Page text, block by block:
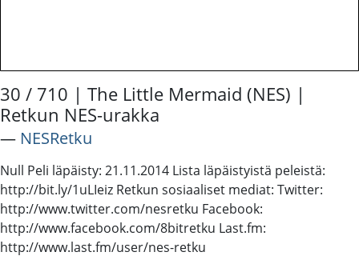
30 / 710 | The Little Mermaid (NES) |
Retkun NES-urakka
― NESRetku
Null Peli läpäisty: 21.11.2014 Lista läpäistyistä peleistä:
http://bit.ly/1uLIeiz Retkun sosiaaliset mediat: Twitter:
http://www.twitter.com/nesretku Facebook:
http://www.facebook.com/8bitretku Last.fm:
http://www.last.fm/user/nes-retku